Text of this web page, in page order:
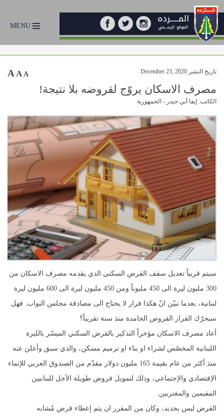
MENU
تاريخ النشر December 23, 2020 A A A
مصرف الاسكان يروّج لقروضه بلا نتيجة!
الكاتب: إيفا أبي حيدر - الجمهورية
سيتم قريباً تعديل سقف القرض السكني الذي يقدمه مصرف الاسكان من
300 مليون ليرة الى 450 مليوناً ومن 450 مليون ليرة الى 600 مليون ليرة
لبنانية، بعدما تبيّن انّ هكذا قرار لا يحتاج الى مصادقة مجلس النواب. فهل
سيحرّك القرار القروض الجامدة منذ سنة تقريباً؟
أعاد مصرف الاسكان مؤخراً التذكير بالقرض السكني الميسّر بالليرة
اللبنانية المخصّص لشراء او بناء او ترميم مسكن، والذي سبق وأعلن عنه
منذ أكثر من عام بقيمة 165 مليون دولار مقدّم من الصندوق العربي للإنماء
الإقتصادي والإجتماعي، وذلك لتمويل قروض طويلة الأجل للبنانيين
المقيمين والمغتربين.
القرض ليس بجديد، وكان من المقرر ان يتم إعطاء قرض مُشابه